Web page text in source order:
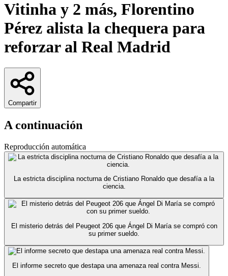
Vitinha y 2 más, Florentino
Pérez alista la chequera para
reforzar al Real Madrid
Compartir
A continuación
Reproducción automática
La estricta disciplina nocturna de Cristiano Ronaldo que desafía a la
ciencia.
El misterio detrás del Peugeot 206 que Ángel Di María se compró con
su primer sueldo.
El informe secreto que destapa una amenaza real contra Messi.